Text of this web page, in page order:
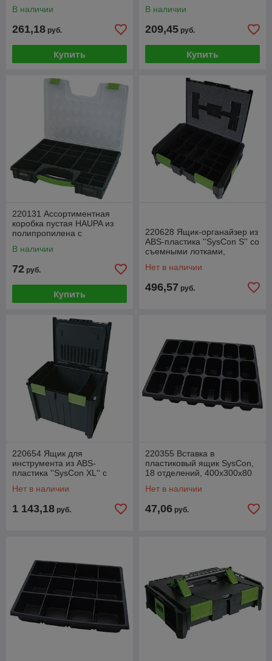
В наличии
261,18 руб.
Купить
В наличии
209,45 руб.
Купить
220131 Ассортиментная
коробка пустая HAUPA из
полипропилена с
В наличии
72 руб.
Купить
220628 Ящик-органайзер из
ABS-пластика ''SysCon S'' со
съемными лотками,
Нет в наличии
496,57 руб.
220654 Ящик для
инструмента из ABS-
пластика ''SysCon XL'' с
и разделителями, пустой,
Нет в наличии
1 143,18 руб.
220355 Вставка в
пластиковый ящик SysCon,
18 отделений, 400x300x80
Нет в наличии
47,06 руб.